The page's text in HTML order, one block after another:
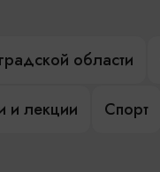
области
и лекции Спорт